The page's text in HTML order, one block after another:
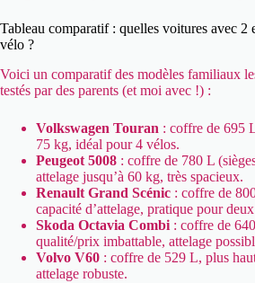
Tableau comparatif : quelles voitures avec 2
vélo ?
Voici un comparatif des modèles familiaux
testés par des parents (et moi avec !) :
Volkswagen Touran : coffre de 695
75 kg, idéal pour 4 vélos.
Peugeot 5008 : coffre de 780 L
attelage jusqu’à 60 kg, très spacieux.
Renault Grand Scénic : coffre de
capacité d’attelage, pratique pour
Skoda Octavia Combi : coffre de
qualité/prix imbattable, attelage
Volvo V60 : coffre de 529 L, plus
attelage robuste.